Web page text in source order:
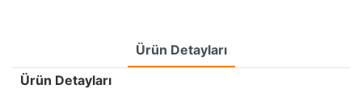
Ürün Detayları
Ürün Detayları